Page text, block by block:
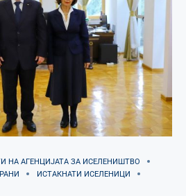
НА АГЕНЦИЈАТА ЗА ИСЕЛЕНИШТВО
ИСТАКНАТИ ИСЕЛЕНИЦИ